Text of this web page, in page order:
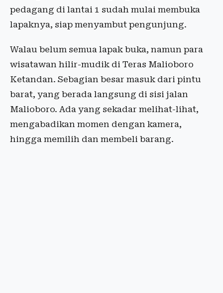
pedagang di lantai 1 sudah mulai membuka
lapaknya, siap menyambut pengunjung.
Walau belum semua lapak buka, namun para
wisatawan hilir-mudik di Teras Malioboro
Ketandan. Sebagian besar masuk dari pintu
barat, yang berada langsung di sisi jalan
Malioboro. Ada yang sekadar melihat-lihat,
mengabadikan momen dengan kamera,
hingga memilih dan membeli barang.